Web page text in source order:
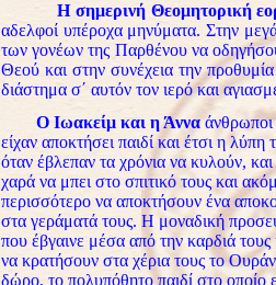
Η σημερινή Θεομητορική
αδελφοί υπέροχα μηνύματα. Στην
των γονέων της Παρθένου να
Θεού και στην συνέχεια την
διάστημα σ΄ αυτόν τον ιερό και
Ο Ιωακείμ και η Άνναάνθρωποι
είχαν αποκτήσει παιδί και έτσι η
όταν έβλεπαν τα χρόνια να κυλούν,
χαρά να μπει στο σπιτικό τους και
περισσότερο να αποκτήσουν ένα
στα γεράματά τους. Η μοναδική
που έβγαινε μέσα από την καρδιά τους
να κρατήσουν στα χέρια τους το
δώρο, το πολυπόθητο παιδί στο οποίο